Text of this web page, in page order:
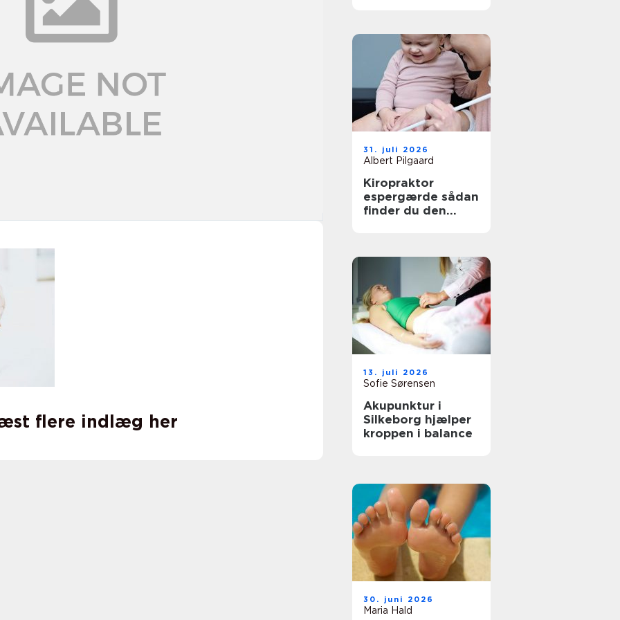
flere indlæg her
31. juli 2026
Albert Pilgaard
Kiropraktor
espergærde sådan
finder du den
13. juli 2026
Sofie Sørensen
Akupunktur i
Silkeborg hjælper
kroppen i balance
30. juni 2026
Maria Hald